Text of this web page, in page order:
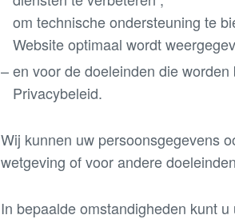
om technische ondersteuning te
Website optimaal wordt
en voor de doeleinden die
Privacybeleid.
Wij kunnen uw persoonsgegevens
wetgeving of voor andere
In bepaalde omstandigheden kunt